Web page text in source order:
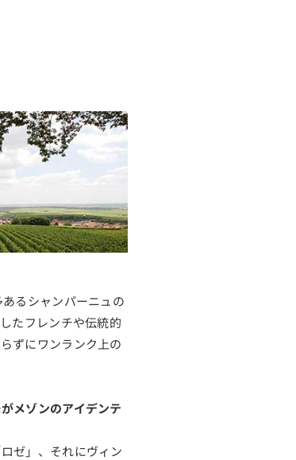
るシャンパーニュの
たフレンチや伝統的
ずにワンランク上の
メゾンのアイデンテ
ゼ」、それにヴィン